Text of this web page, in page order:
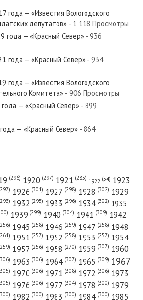
года — «Красный Север»
— «Красный Север»
года — «Красный Север»
года — «Красный Север»
года — «Красный Север»
года — «Известия Вологодского
депутатов» - 1 118 Просмотры
года — «Красный Север» - 936
года — «Красный Север» - 934
года — «Известия Вологодского
Комитета» - 906 Просмотры
— «Красный Север» - 899
— «Красный Север» - 864
(296) 1920 (297) 1921 (285) 1922 (54) 1923
1926 (301) 1927 (298) 1928 (302) 1929
1932 (295) 1933 (296) 1934 (302) 1935
1939 (299) 1940 (304) 1941 (309) 1942
1945 (258) 1946 (259) 1947 (258) 1948
1951 (257) 1952 (258) 1953 (257) 1954
1957 (256) 1958 (270) 1959 (307) 1960
1963 (306) 1964 (307) 1965 (309) 1967
1970 (306) 1971 (308) 1972 (306) 1973
1976 (306) 1977 (304) 1978 (300) 1979
1982 (300) 1983 (300) 1984 (300) 1985